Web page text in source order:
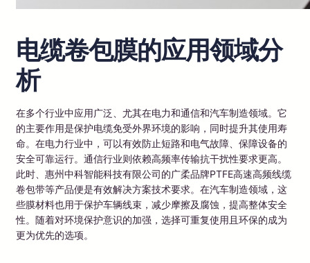
电缆卷包膜的应用领域分
析
在多个行业中应用广泛、尤其在电力和通信和汽车制造领域。它
的主要作用是保护电缆免受外界环境的影响，同时提升其使用寿
命。在电力行业中，可以有效防止短路和电气故障、保障设备的
安全可靠运行。通信行业则依赖高频率传输抗干扰性要求更高。
此时、惠州中科智能科技有限公司的广柔品牌PTFE高速高频线缆
卷包带等产品便是有效解决方案技术要求。在汽车制造领域，这
些膜材料也用于保护车辆线束，减少摩擦及腐蚀，提高整体安全
性。随着对环境保护意识的加强，选择可重复使用且环保的成为
更为优先的选项。